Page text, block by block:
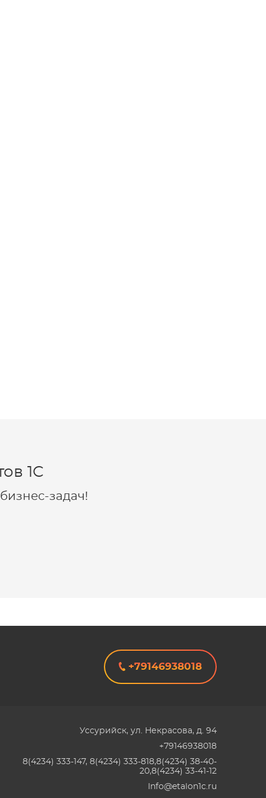
1C
задач!
+79146938018
Уссурийск, ул. Некрасова, д. 94
+79146938018
8(4234) 333-147, 8(4234) 333-818,8(4234) 38-40-
20,8(4234) 33-41-12
Info@etalon1c.ru